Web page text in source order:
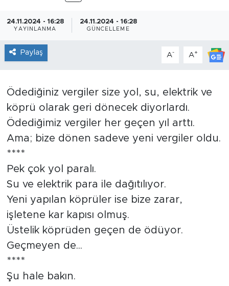
24.11.2024 - 16:28
YAYINLANMA
24.11.2024 - 16:28
GÜNCELLEME
Paylaş A- A+
Ödediğiniz vergiler size yol, su, elektrik ve
köprü olarak geri dönecek diyorlardı.
Ödediğimiz vergiler her geçen yıl arttı.
Ama; bize dönen sadeve yeni vergiler oldu.
****
Pek çok yol paralı.
Su ve elektrik para ile dağıtılıyor.
Yeni yapılan köprüler ise bize zarar,
işletene kar kapısı olmuş.
Üstelik köprüden geçen de ödüyor.
Geçmeyen de...
****
Şu hale bakın.
Sağlık
Kültür Sanat
Resmi İlanlar
Söyleşi
Politika
Son Dakika Haberleri
Haber Arşivi